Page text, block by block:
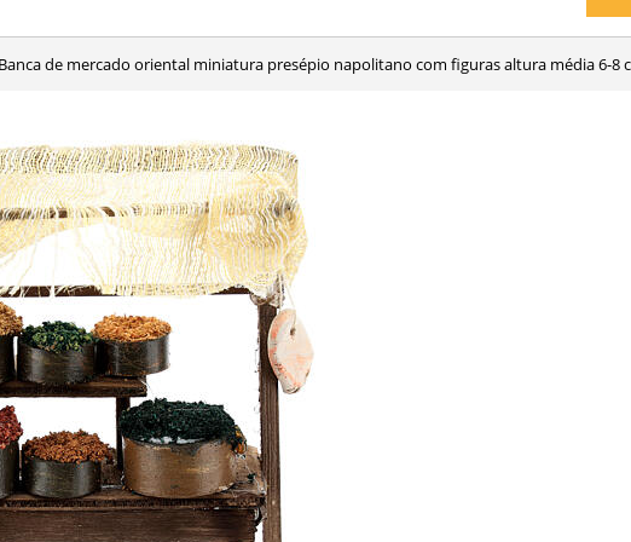
Banca de mercado oriental miniatura presépio napolitano com figuras altura média 6-8